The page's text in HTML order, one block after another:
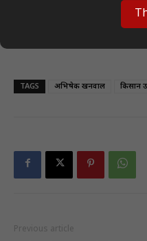
आइसी मार्ट की शानदार सेवाएं
TAGS अभिषेक खनवाल किसान
Previous article